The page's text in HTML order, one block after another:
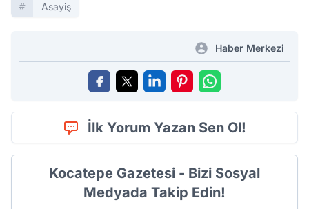
Asayiş
Haber Merkezi
İlk Yorum Yazan Sen Ol!
Kocatepe Gazetesi - Bizi Sosyal
Medyada Takip Edin!